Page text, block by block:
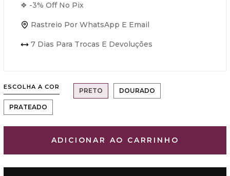
❖ -3% Off No Pix
Rastreio Por WhatsApp E Email
7 Dias Para Trocas E Devoluções
ESCOLHA A COR PRETO DOURADO
PRATEADO
ADICIONAR AO CARRINHO